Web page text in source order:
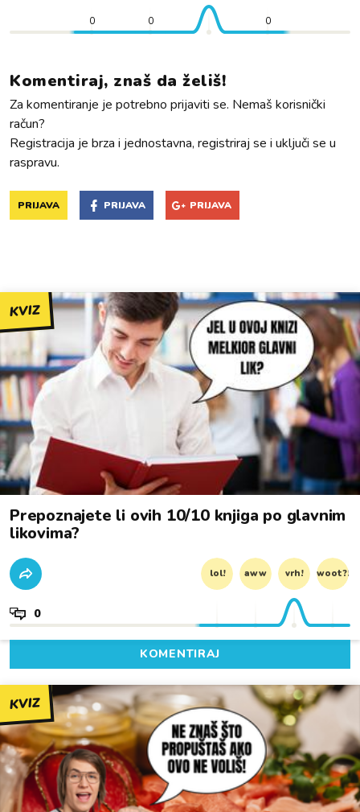
0 0 0
Komentiraj, znaš da želiš!
Za komentiranje je potrebno prijaviti se. Nemaš korisnički
račun?
Registracija je brza i jednostavna, registriraj se i uključi se u
raspravu.
PRIJAVA PRIJAVA PRIJAVA
KVIZ
Prepoznajete li ovih 10/10 knjiga po glavnim
likovima?
lol! aww vrh! woot?!
0
KOMENTIRAJ
KVIZ